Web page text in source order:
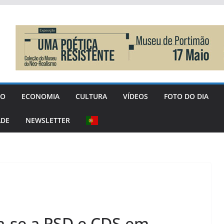
ECONOMIA CULTURA VÍDEOS FOTO DO DIA
NEWSLETTER